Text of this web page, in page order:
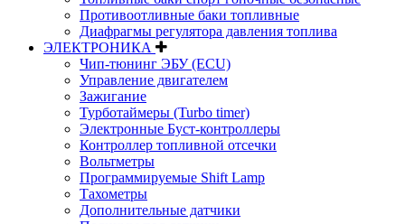
Противоотливные баки топливные
Диафрагмы регулятора давления топлива
ЭЛЕКТРОНИКА
Чип-тюнинг ЭБУ (ECU)
Управление двигателем
Зажигание
Турботаймеры (Turbo timer)
Электронные Буст-контроллеры
Контроллер топливной отсечки
Вольтметры
Программируемые Shift Lamp
Тахометры
Дополнительные датчики